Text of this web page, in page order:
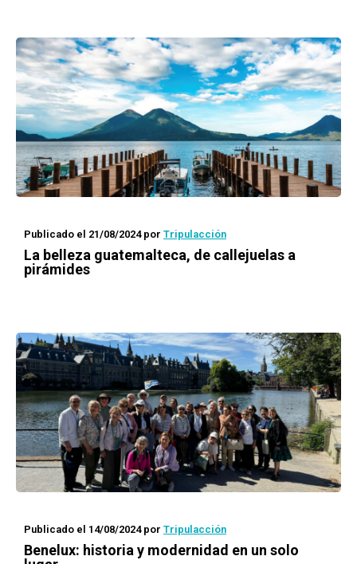
Publicado el 21/08/2024por Tripulacción
La belleza guatemalteca, de callejuelas a
pirámides
Publicado el 14/08/2024por Tripulacción
Benelux: historia y modernidad en un solo